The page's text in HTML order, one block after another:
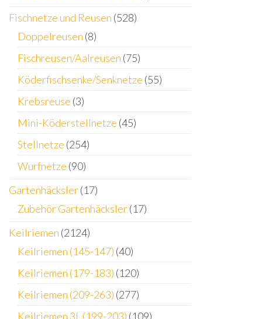
Fischnetze und Reusen (528)
Doppelreusen (8)
Fischreusen/Aalreusen (75)
Köderfischsenke/Senknetze (55)
Krebsreuse (3)
Mini-Köderstellnetze (45)
Stellnetze (254)
Wurfnetze (90)
Gartenhäcksler(17)
Zubehör Gartenhäcksler(17)
Keilriemen (2124)
Keilriemen (145-147) (40)
Keilriemen (179-183) (120)
Keilriemen (209-263) (277)
Keilriemen 3L (199-203) (109)